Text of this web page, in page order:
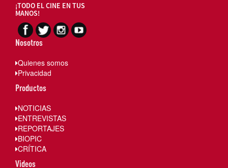
¡TODO EL CINE EN TUS
MANOS!
Nosotros
Quienes somos
Privacidad
Productos
NOTICIAS
ENTREVISTAS
REPORTAJES
BIOPIC
CRÍTICA
Videos